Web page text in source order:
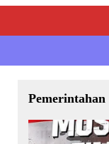
Pemerintahan